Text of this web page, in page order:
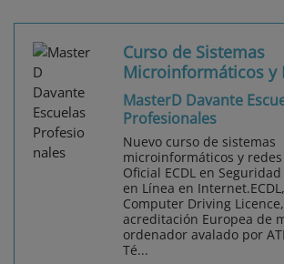
Curso de Sistemas
Microinformáticos y
MasterD Davante
Profesionales
Nuevo curso de sistemas
microinformáticos y
Oficial ECDL en
en Línea en
Computer Driving
acreditación Europea de
ordenador avalado por
Té...